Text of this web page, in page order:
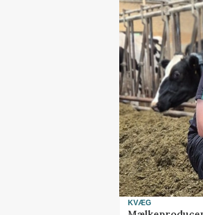
KVÆG